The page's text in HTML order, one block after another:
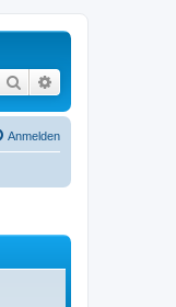
Suche
Anmelden